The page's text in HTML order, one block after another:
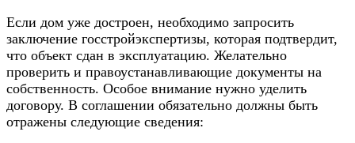
Если дом уже достроен, необходимо запросить
заключение госстройэкспертизы, которая подтвердит,
что объект сдан в эксплуатацию. Желательно
проверить и правоустанавливающие документы на
собственность. Особое внимание нужно уделить
договору. В соглашении обязательно должны быть
отражены следующие сведения: